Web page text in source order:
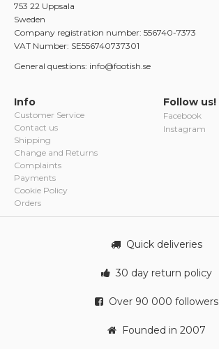
753 22 Uppsala
Sweden
Company registration number: 556740-7373
VAT Number: SE556740737301
General questions: info@footish.se
Info
Customer Service
Contact us
Shipping
Change and Returns
Complaints
Payments
Cookie Policy
Orders
Follow us!
Facebook
Instagram
Quick deliveries
30 day return policy
Over 90 000 followers
Founded in 2007